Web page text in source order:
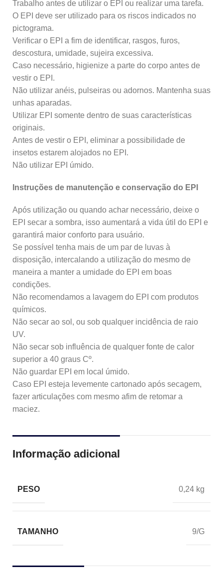
Trabalho antes de utilizar o EPI ou realizar uma tarefa.
O EPI deve ser utilizado para os riscos indicados no
pictograma.
Verificar o EPI a fim de identificar, rasgos, furos,
descostura, umidade, sujeira excessiva.
Caso necessário, higienize a parte do corpo antes de
vestir o EPI.
Não utilizar anéis, pulseiras ou adornos. Mantenha suas
unhas aparadas.
Utilizar EPI somente dentro de suas características
originais.
Antes de vestir o EPI, eliminar a possibilidade de
insetos estarem alojados no EPI.
Não utilizar EPI úmido.
Instruções de manutenção e conservação do EPI
Após utilização ou quando achar necessário, deixe o
EPI secar a sombra, isso aumentará a vida útil do EPI e
garantirá maior conforto para usuário.
Se possível tenha mais de um par de luvas à
disposição, intercalando a utilização do mesmo de
maneira a manter a umidade do EPI em boas
condições.
Não recomendamos a lavagem do EPI com produtos
químicos.
Não secar ao sol, ou sob qualquer incidência de raio
UV.
Não secar sob influência de qualquer fonte de calor
superior a 40 graus Cº.
Não guardar EPI em local úmido.
Caso EPI esteja levemente cartonado após secagem,
fazer articulações com mesmo afim de retomar a
maciez.
Informação adicional
PESO 0,24 kg
TAMANHO 9/G